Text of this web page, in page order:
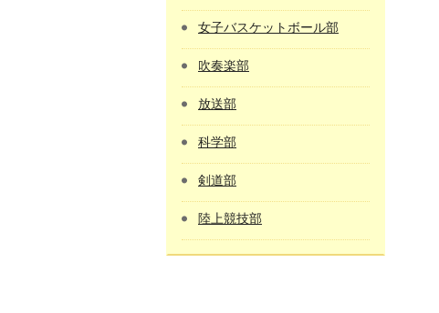
女子バスケットボール部
吹奏楽部
放送部
科学部
剣道部
陸上競技部